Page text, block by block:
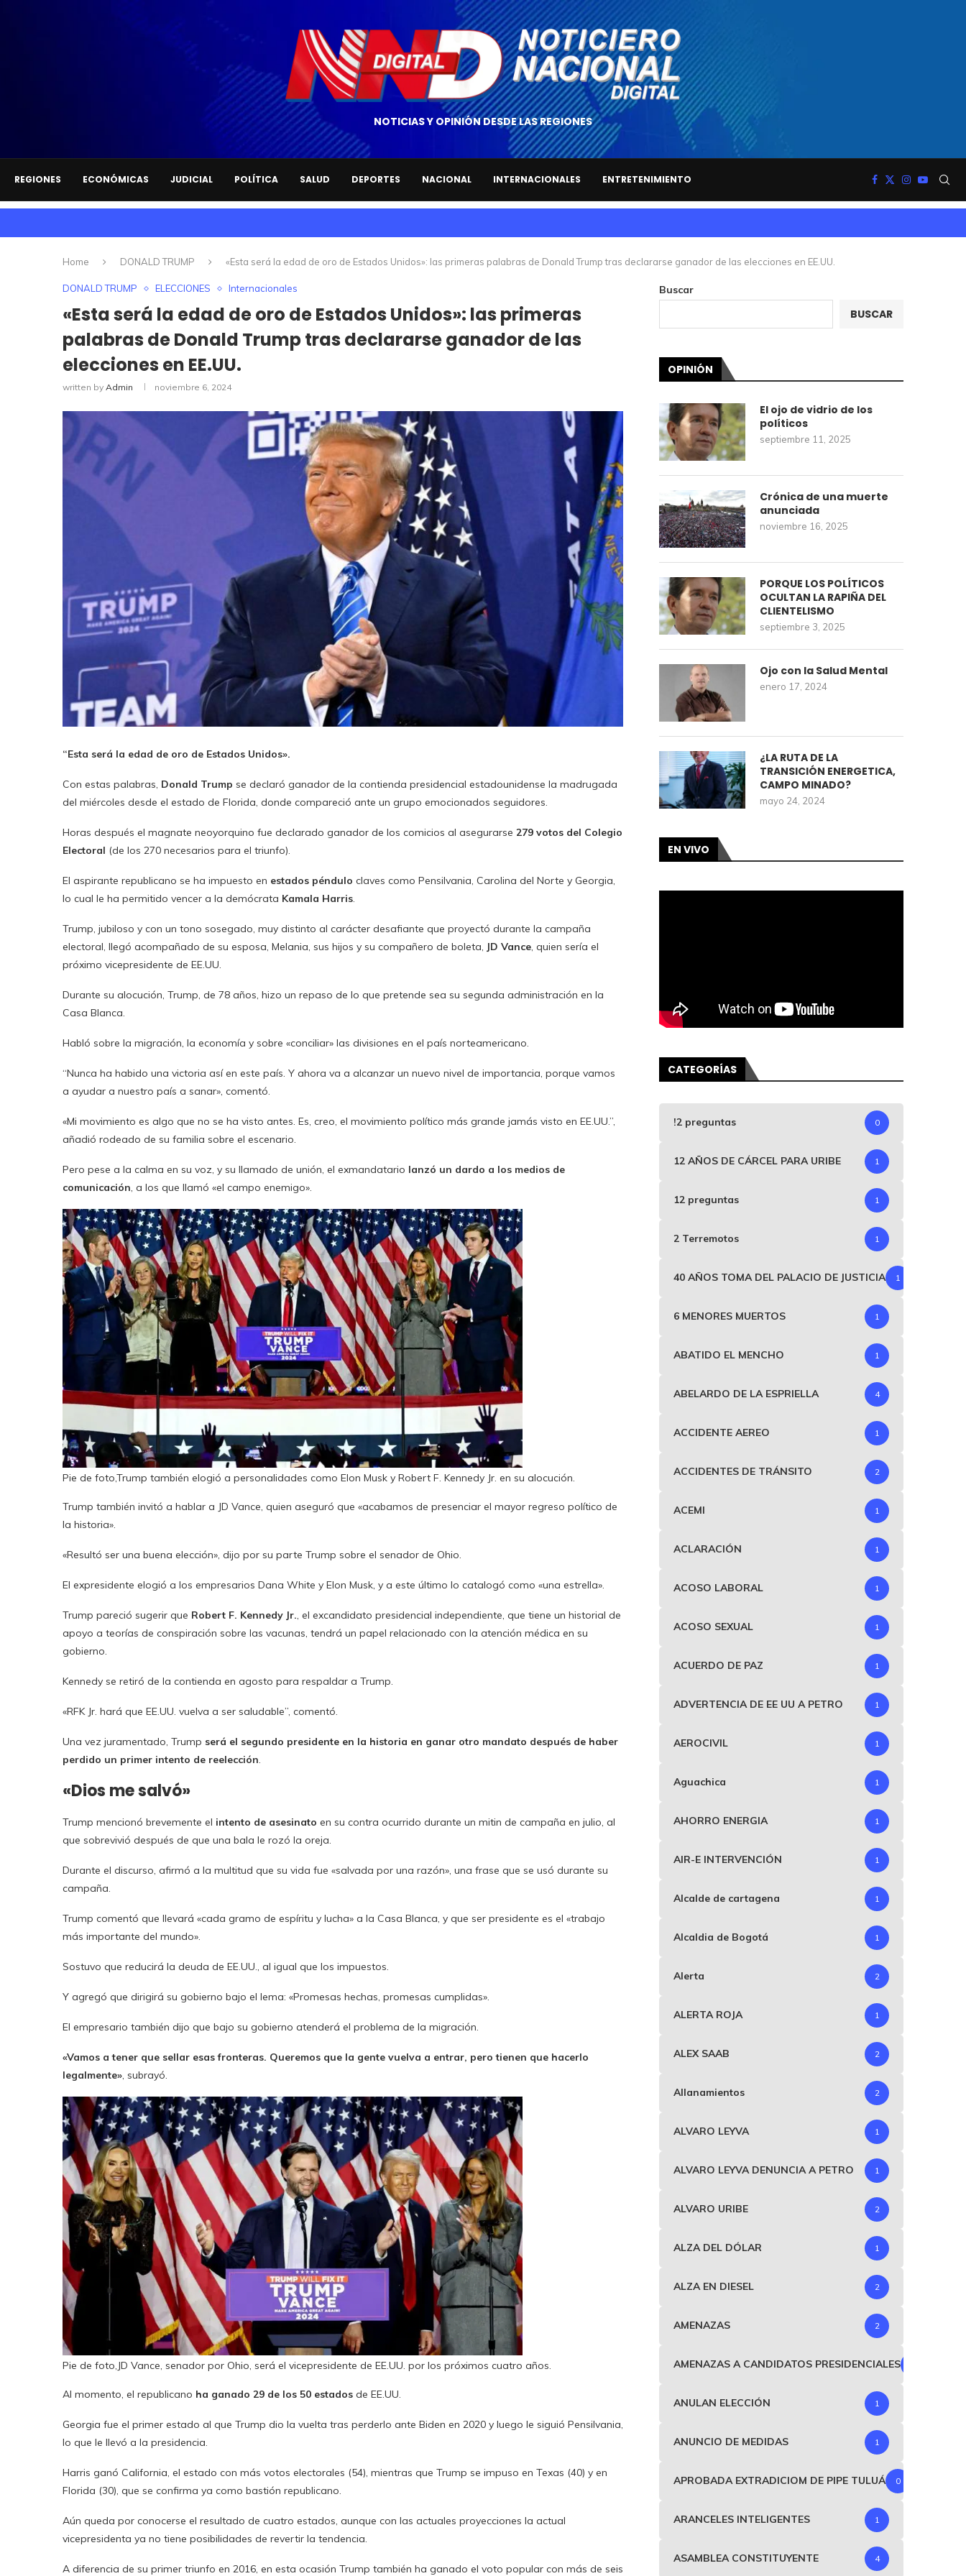
NOTICIAS Y OPINIÓN DESDE LAS REGIONES
REGIONES ECONÓMICAS JUDICIAL POLÍTICA SALUD DEPORTES NACIONAL INTERNACIONALES ENTRETENIMIENTO
Home DONALD TRUMP «Esta será la edad de oro de Estados Unidos»: las primeras palabras de Donald Trump tras declararse ganador de las elecciones en EE.UU.
DONALD TRUMP ELECCIONES Internacionales
«Esta será la edad de oro de Estados Unidos»: las primeras
palabras de Donald Trump tras declararse ganador de las
elecciones en EE.UU.
written by Admin noviembre 6, 2024
“Esta será la edad de oro de Estados Unidos».
Con estas palabras, Donald Trump se declaró ganador de la contienda presidencial estadounidense la madrugada
del miércoles desde el estado de Florida, donde compareció ante un grupo emocionados seguidores.
Horas después el magnate neoyorquino fue declarado ganador de los comicios al asegurarse 279 votos del Colegio
Electoral (de los 270 necesarios para el triunfo).
El aspirante republicano se ha impuesto en estados péndulo claves como Pensilvania, Carolina del Norte y Georgia,
lo cual le ha permitido vencer a la demócrata Kamala Harris.
Trump, jubiloso y con un tono sosegado, muy distinto al carácter desafiante que proyectó durante la campaña
electoral, llegó acompañado de su esposa, Melania, sus hijos y su compañero de boleta, JD Vance, quien sería el
próximo vicepresidente de EE.UU.
Durante su alocución, Trump, de 78 años, hizo un repaso de lo que pretende sea su segunda administración en la
Casa Blanca.
Habló sobre la migración, la economía y sobre «conciliar» las divisiones en el país norteamericano.
“Nunca ha habido una victoria así en este país. Y ahora va a alcanzar un nuevo nivel de importancia, porque vamos
a ayudar a nuestro país a sanar», comentó.
«Mi movimiento es algo que no se ha visto antes. Es, creo, el movimiento político más grande jamás visto en EE.UU.”,
añadió rodeado de su familia sobre el escenario.
Pero pese a la calma en su voz, y su llamado de unión, el exmandatario lanzó un dardo a los medios de
comunicación, a los que llamó «el campo enemigo».
Pie de foto,Trump también elogió a personalidades como Elon Musk y Robert F. Kennedy Jr. en su alocución.
Trump también invitó a hablar a JD Vance, quien aseguró que «acabamos de presenciar el mayor regreso político de
la historia».
«Resultó ser una buena elección», dijo por su parte Trump sobre el senador de Ohio.
El expresidente elogió a los empresarios Dana White y Elon Musk, y a este último lo catalogó como «una estrella».
Trump pareció sugerir que Robert F. Kennedy Jr., el excandidato presidencial independiente, que tiene un historial de
apoyo a teorías de conspiración sobre las vacunas, tendrá un papel relacionado con la atención médica en su
gobierno.
Kennedy se retiró de la contienda en agosto para respaldar a Trump.
«RFK Jr. hará que EE.UU. vuelva a ser saludable”, comentó.
Una vez juramentado, Trump será el segundo presidente en la historia en ganar otro mandato después de haber
perdido un primer intento de reelección.
«Dios me salvó»
Trump mencionó brevemente el intento de asesinato en su contra ocurrido durante un mitin de campaña en julio, al
que sobrevivió después de que una bala le rozó la oreja.
Durante el discurso, afirmó a la multitud que su vida fue «salvada por una razón», una frase que se usó durante su
campaña.
Trump comentó que llevará «cada gramo de espíritu y lucha» a la Casa Blanca, y que ser presidente es el «trabajo
más importante del mundo».
Sostuvo que reducirá la deuda de EE.UU., al igual que los impuestos.
Y agregó que dirigirá su gobierno bajo el lema: «Promesas hechas, promesas cumplidas».
El empresario también dijo que bajo su gobierno atenderá el problema de la migración.
«Vamos a tener que sellar esas fronteras. Queremos que la gente vuelva a entrar, pero tienen que hacerlo
legalmente», subrayó.
Pie de foto,JD Vance, senador por Ohio, será el vicepresidente de EE.UU. por los próximos cuatro años.
Al momento, el republicano ha ganado 29 de los 50 estados de EE.UU.
Georgia fue el primer estado al que Trump dio la vuelta tras perderlo ante Biden en 2020 y luego le siguió Pensilvania,
lo que le llevó a la presidencia.
Harris ganó California, el estado con más votos electorales (54), mientras que Trump se impuso en Texas (40) y en
Florida (30), que se confirma ya como bastión republicano.
Aún queda por conocerse el resultado de cuatro estados, aunque con las actuales proyecciones la actual
vicepresidenta ya no tiene posibilidades de revertir la tendencia.
A diferencia de su primer triunfo en 2016, en esta ocasión Trump también ha ganado el voto popular con más de seis
Buscar
BUSCAR
OPINIÓN
El ojo de vidrio de los
políticos
septiembre 11, 2025
Crónica de una muerte
anunciada
noviembre 16, 2025
PORQUE LOS POLÍTICOS
OCULTAN LA RAPIÑA DEL
CLIENTELISMO
septiembre 3, 2025
Ojo con la Salud Mental
enero 17, 2024
¿LA RUTA DE LA
TRANSICIÓN ENERGETICA,
CAMPO MINADO?
mayo 24, 2024
EN VIVO
CATEGORÍAS
!2 preguntas 0
12 AÑOS DE CÁRCEL PARA URIBE 1
12 preguntas 1
2 Terremotos 1
40 AÑOS TOMA DEL PALACIO DE JUSTICIA 1
6 MENORES MUERTOS 1
ABATIDO EL MENCHO 1
ABELARDO DE LA ESPRIELLA 4
ACCIDENTE AEREO 1
ACCIDENTES DE TRÁNSITO 2
ACEMI 1
ACLARACIÓN 1
ACOSO LABORAL 1
ACOSO SEXUAL 1
ACUERDO DE PAZ 1
ADVERTENCIA DE EE UU A PETRO 1
AEROCIVIL 1
Aguachica 1
AHORRO ENERGIA 1
AIR-E INTERVENCIÓN 1
Alcalde de cartagena 1
Alcaldia de Bogotá 1
Alerta 2
ALERTA ROJA 1
ALEX SAAB 2
Allanamientos 2
ALVARO LEYVA 1
ALVARO LEYVA DENUNCIA A PETRO 1
ALVARO URIBE 2
ALZA DEL DÓLAR 1
ALZA EN DIESEL 2
AMENAZAS 2
AMENAZAS A CANDIDATOS PRESIDENCIALES
ANULAN ELECCIÓN 1
ANUNCIO DE MEDIDAS 1
APROBADA EXTRADICIOM DE PIPE TULUÁ 0
ARANCELES INTELIGENTES 1
ASAMBLEA CONSTITUYENTE 4